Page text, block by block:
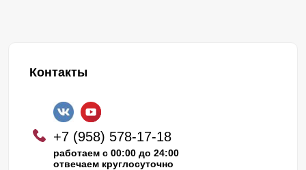
Контакты
+7 (958) 578-17-18
работаем с 00:00 до 24:00
отвечаем круглосуточно